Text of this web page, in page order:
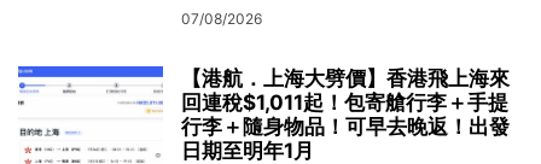
07/08/2026
【港航．上海大劈價】香港飛上海來
回連稅$1,011起！包寄艙行李＋手提
行李＋隨身物品！可早去晚返！出發
日期至明年1月